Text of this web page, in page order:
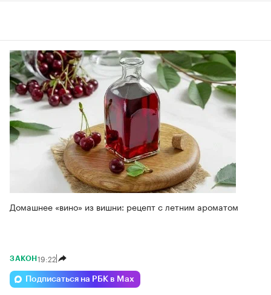
Домашнее «вино» из вишни: рецепт с летним ароматом
ЗАКОН 19:22
Подписаться на РБК в Max